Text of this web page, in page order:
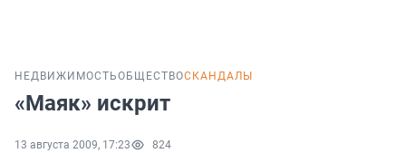
НЕДВИЖИМОСТЬОБЩЕСТВОСКАНДАЛЫ
«Маяк» искрит
13 августа 2009, 17:23 824